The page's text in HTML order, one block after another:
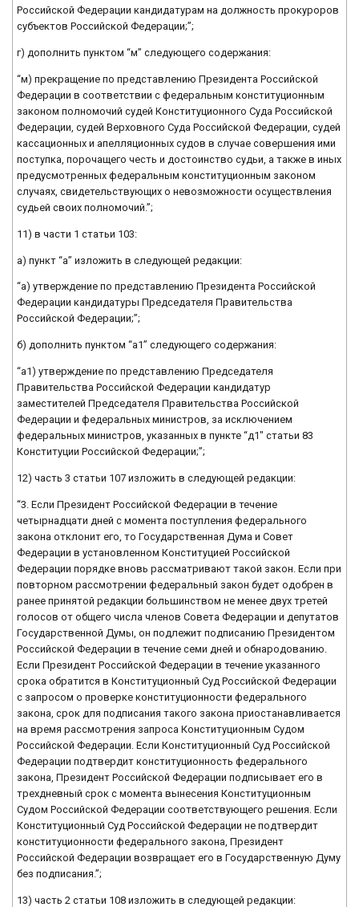
Российской Федерации кандидатурам на должность прокуроров
субъектов Российской Федерации;”;
г) дополнить пунктом “м” следующего содержания:
“м) прекращение по представлению Президента Российской
Федерации в соответствии с федеральным конституционным
законом полномочий судей Конституционного Суда Российской
Федерации, судей Верховного Суда Российской Федерации, судей
кассационных и апелляционных судов в случае совершения ими
поступка, порочащего честь и достоинство судьи, а также в иных
предусмотренных федеральным конституционным законом
случаях, свидетельствующих о невозможности осуществления
судьей своих полномочий.”;
11) в части 1 статьи 103:
а) пункт “а” изложить в следующей редакции:
“а) утверждение по представлению Президента Российской
Федерации кандидатуры Председателя Правительства
Российской Федерации;”;
б) дополнить пунктом “а1” следующего содержания:
“а1) утверждение по представлению Председателя
Правительства Российской Федерации кандидатур
заместителей Председателя Правительства Российской
Федерации и федеральных министров, за исключением
федеральных министров, указанных в пункте “д1″ статьи 83
Конституции Российской Федерации;”;
12) часть 3 статьи 107 изложить в следующей редакции:
“3. Если Президент Российской Федерации в течение
четырнадцати дней с момента поступления федерального
закона отклонит его, то Государственная Дума и Совет
Федерации в установленном Конституцией Российской
Федерации порядке вновь рассматривают такой закон. Если при
повторном рассмотрении федеральный закон будет одобрен в
ранее принятой редакции большинством не менее двух третей
голосов от общего числа членов Совета Федерации и депутатов
Государственной Думы, он подлежит подписанию Президентом
Российской Федерации в течение семи дней и обнародованию.
Если Президент Российской Федерации в течение указанного
срока обратится в Конституционный Суд Российской Федерации
с запросом о проверке конституционности федерального
закона, срок для подписания такого закона приостанавливается
на время рассмотрения запроса Конституционным Судом
Российской Федерации. Если Конституционный Суд Российской
Федерации подтвердит конституционность федерального
закона, Президент Российской Федерации подписывает его в
трехдневный срок с момента вынесения Конституционным
Судом Российской Федерации соответствующего решения. Если
Конституционный Суд Российской Федерации не подтвердит
конституционности федерального закона, Президент
Российской Федерации возвращает его в Государственную Думу
без подписания.”;
13) часть 2 статьи 108 изложить в следующей редакции: